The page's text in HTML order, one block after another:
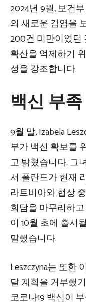
2024년 9월, 보건
의 새로운 감염을
200건 미만이었던
확산을 억제하기
성을 강조합니다.
백신 부족
9월 말, Izabela
부가 백신 확보를
고 밝혔습니다. 그
서 폴란드가 현재
라트비아와 협상
회담을 마무리하
이 10월 초에 출시
말했습니다.
Leszczyna는 또한
달 계획을 거부했
코로나19 백신이